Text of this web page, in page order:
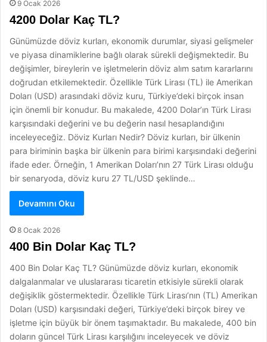
9 Ocak 2026
4200 Dolar Kaç TL?
Günümüzde döviz kurları, ekonomik durumlar, siyasi gelişmeler
ve piyasa dinamiklerine bağlı olarak sürekli değişmektedir. Bu
değişimler, bireylerin ve işletmelerin döviz alım satım kararlarını
doğrudan etkilemektedir. Özellikle Türk Lirası (TL) ile Amerikan
Doları (USD) arasındaki döviz kuru, Türkiye’deki birçok insan
için önemli bir konudur. Bu makalede, 4200 Dolar’ın Türk Lirası
karşısındaki değerini ve bu değerin nasıl hesaplandığını
inceleyeceğiz. Döviz Kurları Nedir? Döviz kurları, bir ülkenin
para biriminin başka bir ülkenin para birimi karşısındaki değerini
ifade eder. Örneğin, 1 Amerikan Doları’nın 27 Türk Lirası olduğu
bir senaryoda, döviz kuru 27 TL/USD şeklinde…
Devamını Oku
8 Ocak 2026
400 Bin Dolar Kaç TL?
400 Bin Dolar Kaç TL? Günümüzde döviz kurları, ekonomik
dalgalanmalar ve uluslararası ticaretin etkisiyle sürekli olarak
değişiklik göstermektedir. Özellikle Türk Lirası’nın (TL) Amerikan
Doları (USD) karşısındaki değeri, Türkiye’deki birçok birey ve
işletme için büyük bir önem taşımaktadır. Bu makalede, 400 bin
doların güncel Türk Lirası karşılığını inceleyecek ve döviz